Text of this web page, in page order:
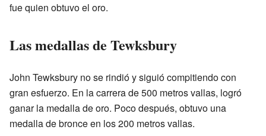
fue quien obtuvo el oro.
Las medallas de Tewksbury
John Tewksbury no se rindió y siguió compitiendo con
gran esfuerzo. En la carrera de 500 metros vallas, logró
ganar la medalla de oro. Poco después, obtuvo una
medalla de bronce en los 200 metros vallas.